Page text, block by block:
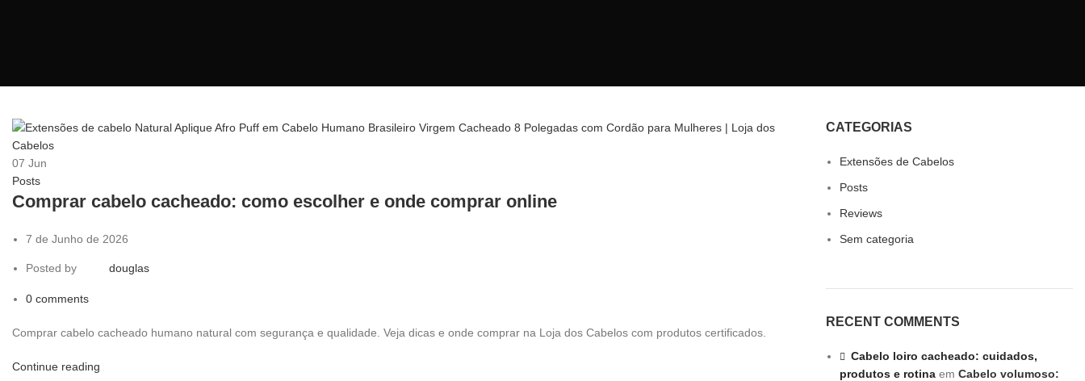
07 Jun
Posts
Comprar cabelo cacheado: como escolher e onde comprar online
7 de Junho de 2026
Posted by douglas
0 comments
Comprar cabelo cacheado humano natural com segurança e qualidade. Veja dicas e onde comprar na Loja dos Cabelos com produtos certificados.
Continue reading
CATEGORIAS
Extensões de Cabelos
Posts
Reviews
Sem categoria
RECENT COMMENTS
Cabelo loiro cacheado: cuidados,
produtos e rotina em Cabelo volumoso: